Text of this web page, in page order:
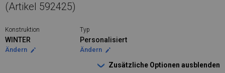
(Artikel 592425)
Konstruktion
WINTER
Ändern
Typ
Personalisiert
Ändern
Zusätzliche Optionen ausblenden